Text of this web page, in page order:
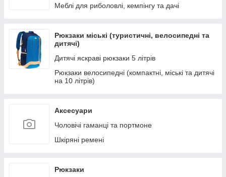
Меблі для офісу та дому
Меблі для зберігання речей
Підлогові і настінні дзеркала
Дитячі ліжка-машини
Новинки меблів
Кухні готові
Меблі для риболовлі, кемпінгу та дачі
Рюкзаки міські (туристичні, велосипедні та
дитячі)
Дитячі яскраві рюкзаки 5 літрів
Рюкзаки велосипедні (компактні, міські та дитячі
на 10 літрів)
Аксесуари
Чоловічі гаманці та портмоне
Шкіряні ремені
Рюкзаки